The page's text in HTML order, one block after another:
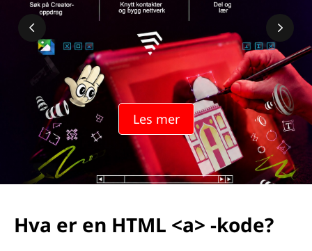
a
Les mer
Hva er en HTML <a> -kode?